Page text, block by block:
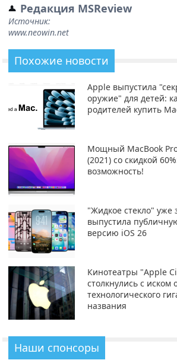
Редакция MSReview
Источник:
www.neowin.net
Похожие новости
Apple выпустила
оружие" для детей:
родителей купить
Мощный MacBook
(2021) со скидкой
возможность!
"Жидкое стекло" уже
выпустила
версию iOS 26
Кинотеатры "Apple
столкнулись с иском
технологического
названия
Наши спонсоры